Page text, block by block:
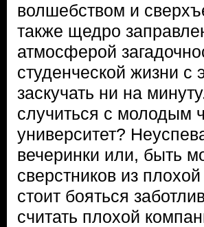
волшебством и
также щедро
атмосферой
студенческой жизни с
заскучать ни на
случиться с молодым
университет?
вечеринки или, быть
сверстников из
стоит бояться
считать плохой